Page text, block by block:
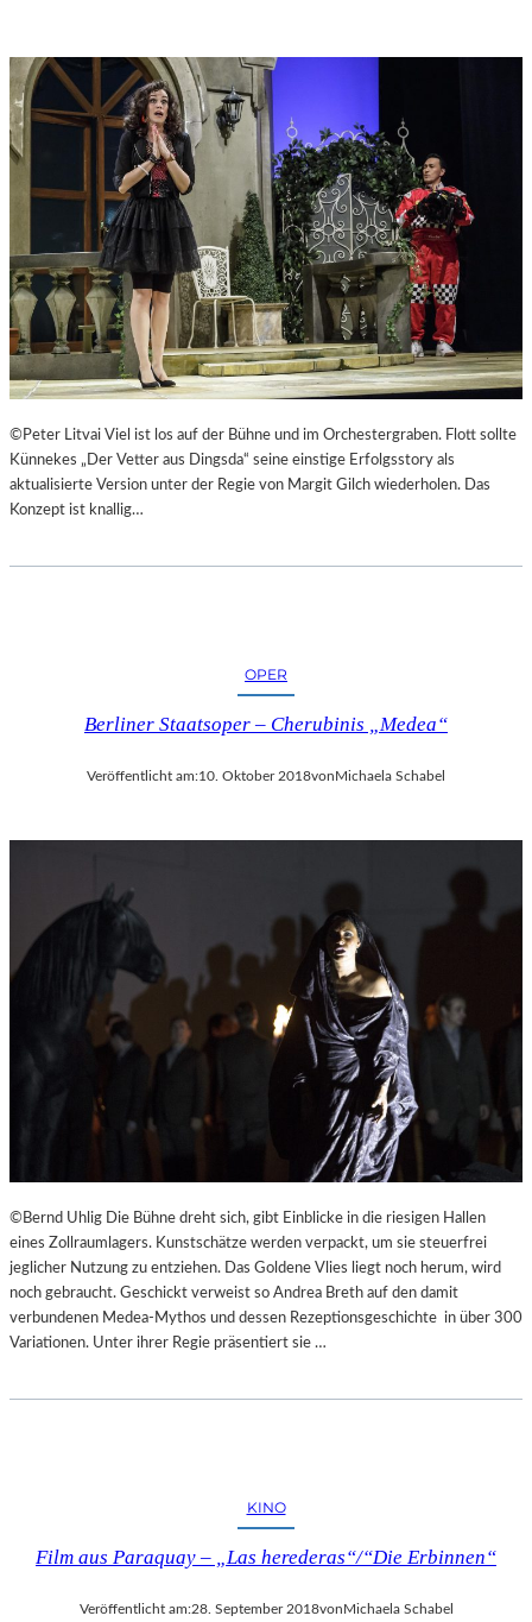
©Peter Litvai Viel ist los auf der Bühne und im Orchestergraben. Flott sollte
Künnekes „Der Vetter aus Dingsda“ seine einstige Erfolgsstory als
aktualisierte Version unter der Regie von Margit Gilch wiederholen. Das
Konzept ist knallig…
OPER
Berliner Staatsoper – Cherubinis „Medea“
Veröffentlicht am:10. Oktober 2018vonMichaela Schabel
©Bernd Uhlig Die Bühne dreht sich, gibt Einblicke in die riesigen Hallen
eines Zollraumlagers. Kunstschätze werden verpackt, um sie steuerfrei
jeglicher Nutzung zu entziehen. Das Goldene Vlies liegt noch herum, wird
noch gebraucht. Geschickt verweist so Andrea Breth auf den damit
verbundenen Medea-Mythos und dessen Rezeptionsgeschichte in über 300
Variationen. Unter ihrer Regie präsentiert sie …
KINO
Film aus Paraquay – „Las herederas“/“Die Erbinnen“
Veröffentlicht am:28. September 2018von Michaela Schabel